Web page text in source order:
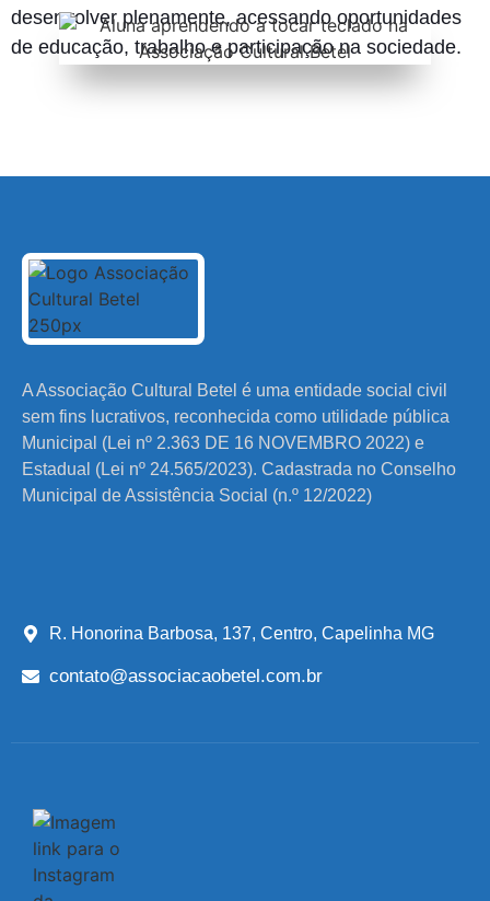
desenvolver plenamente, acessando oportunidades
de educação, trabalho e participação na sociedade.
A Associação Cultural Betel é uma entidade social civil
sem fins lucrativos, reconhecida como utilidade pública
Municipal (Lei nº 2.363 DE 16 NOVEMBRO 2022) e
Estadual (Lei nº 24.565/2023). Cadastrada no Conselho
Municipal de Assistência Social (n.º 12/2022)
R. Honorina Barbosa, 137, Centro, Capelinha MG
contato@associacaobetel.com.br